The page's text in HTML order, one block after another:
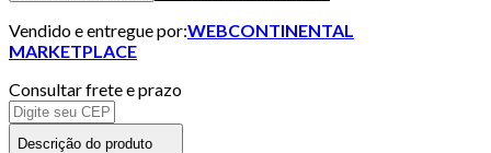
Vendido e entregue por:WEBCONTINENTAL
MARKETPLACE
Consultar frete e prazo
Descrição do produto